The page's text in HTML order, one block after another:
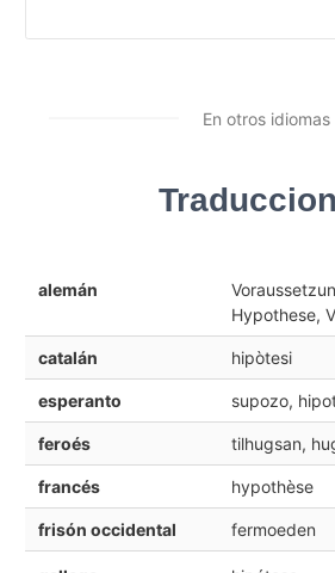
En otros idiomas
alemán
Hypothese,
catalán hipòtesi
esperanto supozo,
feroés tilhugsan,
francés hypothèse
frisón occidental fermoeden